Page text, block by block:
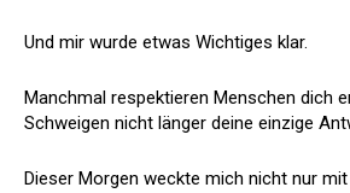
Und mir wurde etwas Wichtiges klar.
Manchmal respektieren Menschen dich
Schweigen nicht länger deine einzige
Dieser Morgen weckte mich nicht nur